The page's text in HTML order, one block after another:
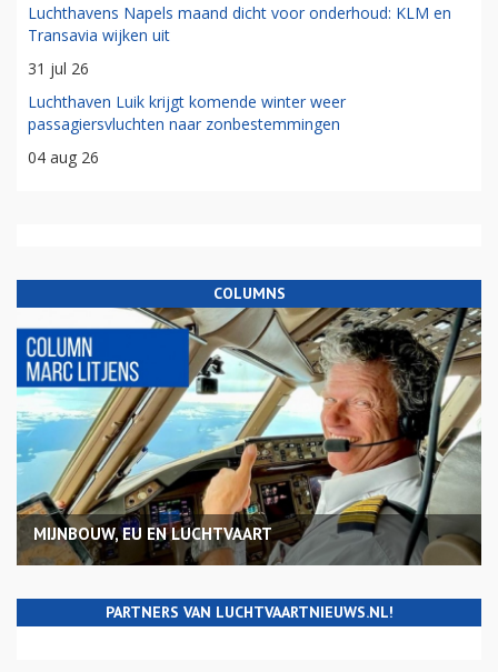
Luchthavens Napels maand dicht voor onderhoud: KLM en
Transavia wijken uit
31 jul 26
Luchthaven Luik krijgt komende winter weer
passagiersvluchten naar zonbestemmingen
04 aug 26
COLUMNS
MIJNBOUW, EU EN LUCHTVAART
PARTNERS VAN LUCHTVAARTNIEUWS.NL!